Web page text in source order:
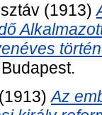
(1913)
(1913)Az